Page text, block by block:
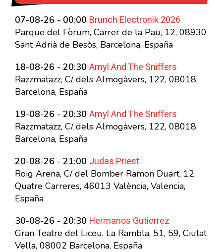
07-08-26 - 00:00 Brunch Electronik 2026
Parque del Fòrum, Carrer de la Pau, 12, 08930
Sant Adrià de Besòs, Barcelona, España
18-08-26 - 20:30 Amyl And The Sniffers
Razzmatazz, C/ dels Almogàvers, 122, 08018
Barcelona, España
19-08-26 - 20:30 Amyl And The Sniffers
Razzmatazz, C/ dels Almogàvers, 122, 08018
Barcelona, España
20-08-26 - 21:00 Judas Priest
Roig Arena, C/ del Bomber Ramon Duart, 12,
Quatre Carreres, 46013 València, Valencia,
España
30-08-26 - 20:30 Hermanos Gutierrez
Gran Teatre del Liceu, La Rambla, 51, 59, Ciutat
Vella, 08002 Barcelona, España